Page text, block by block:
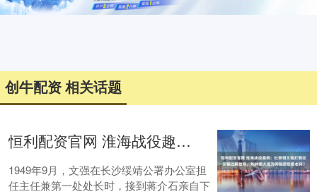
创牛配资 相关话题
恒利配资官网 淮海战役趣闻：杜聿明文强打假仗没骗过解放军，刘峙撒大谎为何能忽悠瘸老蒋？
1949年9月，文强在长沙绥靖公署办公室担
任主任兼第一处处长时，接到蒋介石亲自下